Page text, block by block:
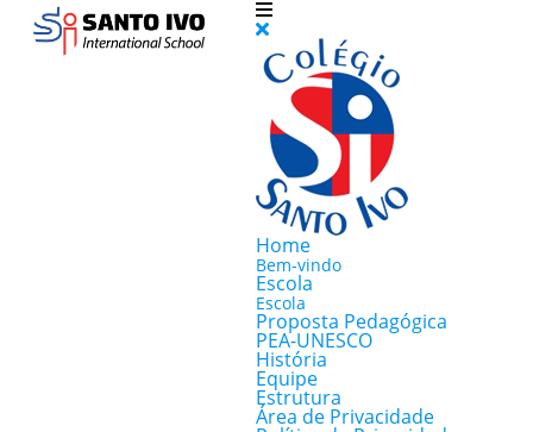
Home
Bem-vindo
Escola
Escola
Proposta Pedagógica
PEA-UNESCO
História
Equipe
Estrutura
Área de Privacidade